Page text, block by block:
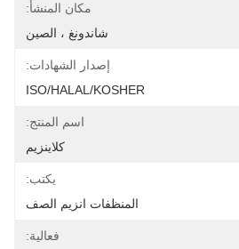
مكان المنشأ:
شاندونغ ، الصين
إصدار الشهادات:
ISO/HALAL/KOSHER
اسم المنتج:
كلاينزيم
يكتب:
المنظفات انزيم الصف
فعالية: